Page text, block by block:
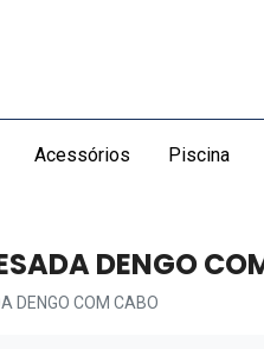
Acessórios Piscina
DENGO
DENGO COM CABO